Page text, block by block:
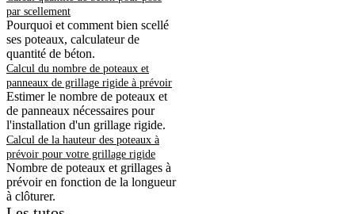
par scellement
Pourquoi et comment bien scellé
ses poteaux, calculateur de
quantité de béton.
Calcul du nombre de poteaux et
panneaux de grillage rigide à prévoir
Estimer le nombre de poteaux et
de panneaux nécessaires pour
l'installation d'un grillage rigide.
Calcul de la hauteur des poteaux à
prévoir pour votre grillage rigide
Nombre de poteaux et grillages à
prévoir en fonction de la longueur
à clôturer.